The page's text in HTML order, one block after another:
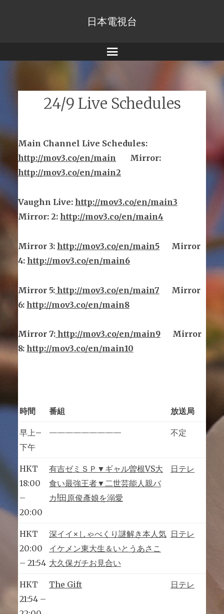
日本電視台
Menu
24/9 Live Schedules
Main Channel Live Schedules:
http://mov3.co/en/main
Mirror:
http://mov3.co/en/main2
Vaughn Live: http://mov3.co/en/main3
Mirror: 2: http://mov3.co/en/main4
Mirror 3: http://mov3.co/en/main5
Mirror
4: http://mov3.co/en/main6
Mirror 5: http://mov3.co/en/main7
Mirror
6: http://mov3.co/en/main8
Mirror 7: http://mov3.co/en/main9 Mirror
8: http://mov3.co/en/main10
時間 番組 放送局
早上–
下午
————————— 不定
HKT
18:00
–
20:00
有吉ゼミＳＰ▼ギャル曽根VS大
食い最強王者▼二世芸能人親バ
カ!田原俊彥娘を溺愛
日テレ
HKT
20:00
– 21:54
深イイ×しゃべくり謎解き本人気
イケメン東大生＆いとうあさこ
大久保ガチお見合い
日テレ
HKT
21:54 –
The Gift 日テレ